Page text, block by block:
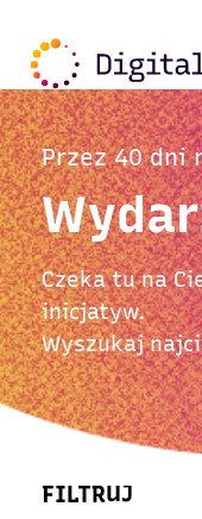
Przez 40 dni
Czeka tu na
inicjatyw.
Wyszukaj
FILTRUJ